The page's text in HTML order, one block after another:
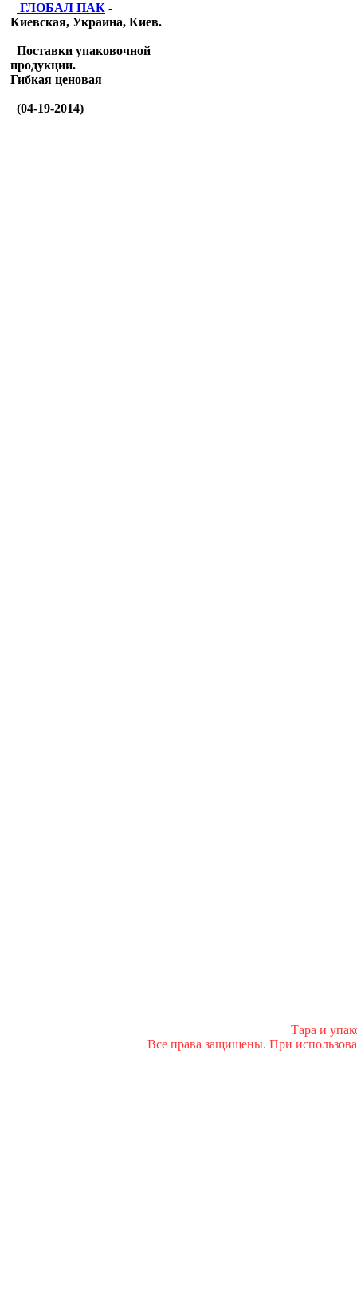
ГЛОБАЛ ПАК -
Киевская, Украина, Киев.
Поставки упаковочной
продукции.
Гибкая ценовая
(04-19-2014)
Тара и
Все права защищены. При